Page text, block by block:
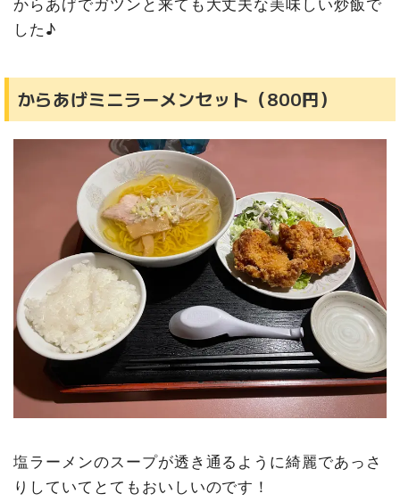
からあげでガツンと来ても大丈夫な美味しい炒飯で
した♪
からあげミニラーメンセット（800円）
塩ラーメンのスープが透き通るように綺麗であっさ
りしていてとてもおいしいのです！